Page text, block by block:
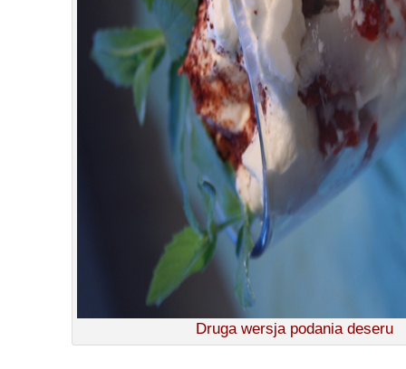
Druga wersja podania deseru